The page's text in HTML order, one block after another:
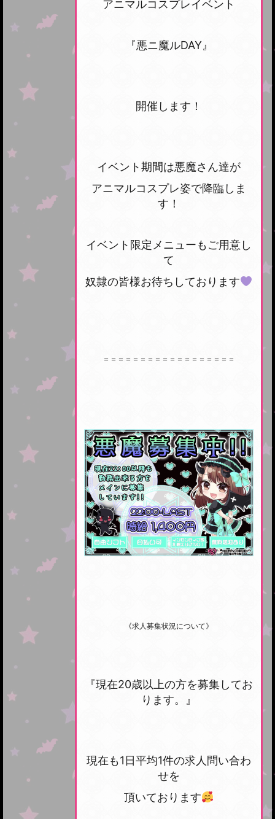
アニマルコスプレイベント
『悪ニ魔ルDAY』
開催します！
イベント期間は悪魔さん達が
アニマルコスプレ姿で降臨しま
す！
イベント限定メニューもご用意し
て
奴隷の皆様お待ちしております
＝＝＝＝＝＝＝＝＝＝＝＝＝＝＝＝＝＝
《求人募集状況について》
『現在20歳以上の方を募集してお
ります。』
現在も1日平均1件の求人問い合わ
せを
頂いております